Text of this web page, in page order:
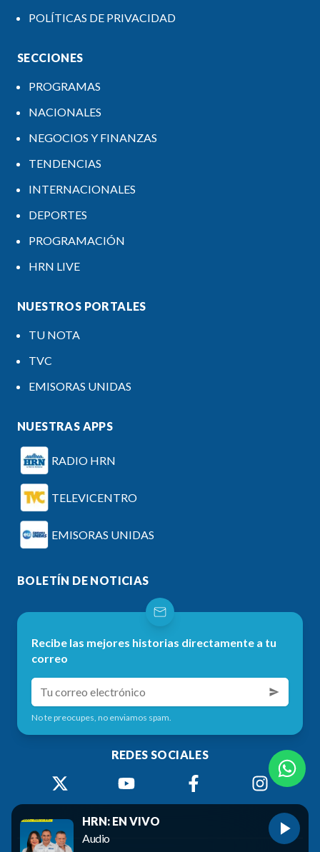
POLÍTICAS DE PRIVACIDAD
SECCIONES
PROGRAMAS
NACIONALES
NEGOCIOS Y FINANZAS
TENDENCIAS
INTERNACIONALES
DEPORTES
PROGRAMACIÓN
HRN LIVE
NUESTROS PORTALES
TU NOTA
TVC
EMISORAS UNIDAS
NUESTRAS APPS
RADIO HRN
TELEVICENTRO
EMISORAS UNIDAS
BOLETÍN DE NOTICIAS
Recibe las mejores historias directamente a tu
correo
No te preocupes, no enviamos spam.
REDES SOCIALES
HRN: EN VIVO
Audio